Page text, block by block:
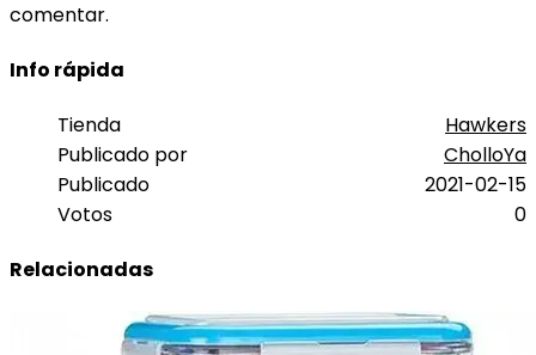
comentar.
Info rápida
Tienda
Hawkers
Publicado por
CholloYa
Publicado
2021-02-15
Votos
0
Relacionadas